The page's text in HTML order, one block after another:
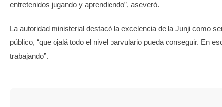
entretenidos jugando y aprendiendo”, aseveró.
La autoridad ministerial destacó la excelencia de la Junji como
público, “que ojalá todo el nivel parvulario pueda conseguir. En
trabajando”.